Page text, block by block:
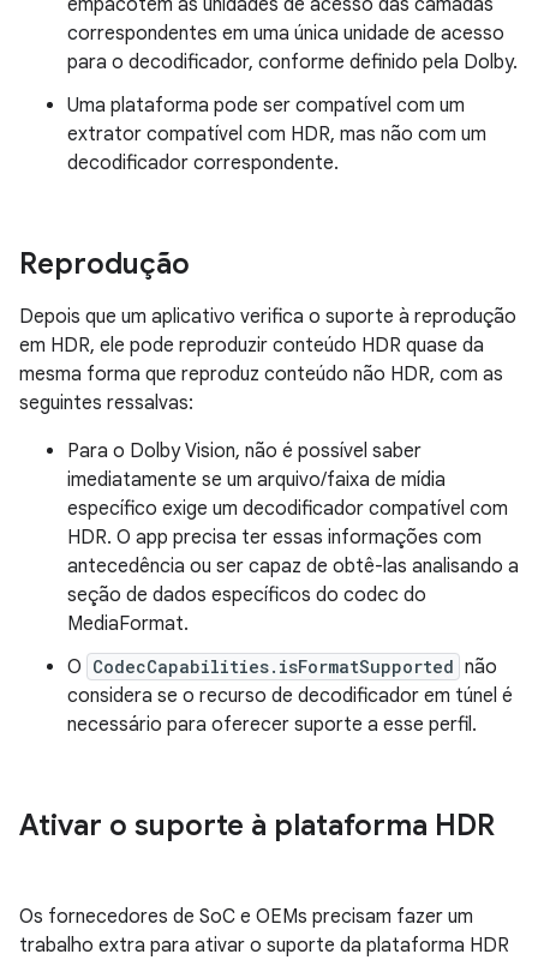
correspondentes em uma única unidade de acesso
para o decodificador, conforme definido pela Dolby.
Uma plataforma pode ser compatível com um
extrator compatível com HDR, mas não com um
decodificador correspondente.
Reprodução
Depois que um aplicativo verifica o suporte à reprodução
em HDR, ele pode reproduzir conteúdo HDR quase da
mesma forma que reproduz conteúdo não HDR, com as
seguintes ressalvas:
Para o Dolby Vision, não é possível saber
imediatamente se um arquivo/faixa de mídia
específico exige um decodificador compatível com
HDR. O app precisa ter essas informações com
antecedência ou ser capaz de obtê-las analisando a
seção de dados específicos do codec do
MediaFormat.
O CodecCapabilities.isFormatSupported não
considera se o recurso de decodificador em túnel é
necessário para oferecer suporte a esse perfil.
Ativar o suporte à plataforma HDR
Os fornecedores de SoC e OEMs precisam fazer um
trabalho extra para ativar o suporte da plataforma HDR